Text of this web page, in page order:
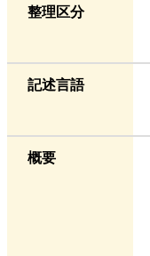
整理区分
記述言語
概要